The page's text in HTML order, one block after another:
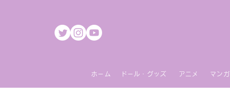
ホーム ドール・グッズ アニメ マンガ